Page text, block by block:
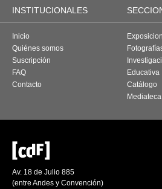
INSTITUCIONALES
Inicio
Quiénes somos
Suscripción
FAQ
Contacto
Educativa
Catálogo
Mediateca
Av. 18 de Julio 885
(entre Andes y Convención)